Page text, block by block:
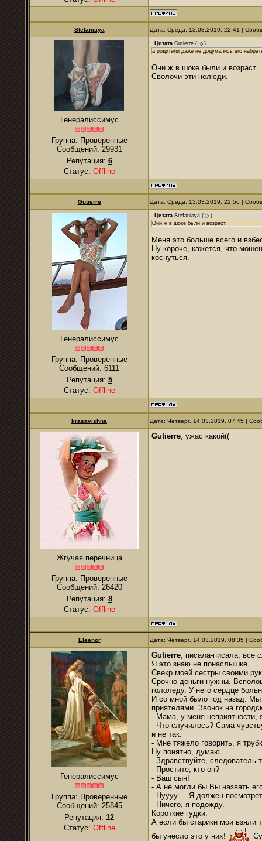
Stefaniaya Дата: Среда, 13.03.2019, 22:41 |
Генералиссимус
Группа: Проверенные
Сообщений: 29931
Репутация: 6
Статус: Offline
Цитата Gutierre (
)
а родители даже не додумались его
Они ж в шоке были и возраст.
Сволочи эти нелюди.
Gutierre Дата: Среда, 13.03.2019, 22:56 |
Генералиссимус
Группа: Проверенные
Сообщений: 6111
Репутация: 5
Статус: Offline
Цитата Stefaniaya (
)
Они ж в шоке были и возраст.
Меня это больше всего и
Ну короче, кажется, что
коснуться.
krasavishna Дата: Четверг, 14.03.2019, 07:45 |
Жгучая перечница
Группа: Проверенные
Сообщений: 26420
Репутация: 8
Статус: Offline
Gutierre, ужас какой((
Eleanor Дата: Четверг, 14.03.2019, 08:35 |
Генералиссимус
Группа: Проверенные
Сообщений: 25845
Репутация: 12
Статус: Offline
Gutierre, писала-писала, все
Я это знаю не понаслышке.
Свекр моей сестры своими
Срочно деньги нужны.
гололеду. У него сердце
И со мной было год назад.
приятелями. Звонок на
- Мама, у меня неприятности,
- Что случилось? Сама
и не так.
- Мне тяжело говорить, я
Ну понятно, думаю
- Здравствуйте, следователь
- Простите, кто он?
- Ваш сын!
- А не могли бы Вы назвать
- Нуууу.... Я должен
- Ничего, я подожду.
Короткие гудки.
А если бы старики мои взяли
бы унесло это у них!